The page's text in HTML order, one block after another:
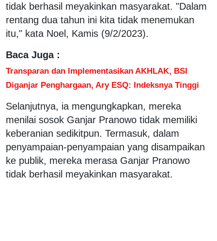
tidak berhasil meyakinkan masyarakat. "Dalam
rentang dua tahun ini kita tidak menemukan
itu," kata Noel, Kamis (9/2/2023).
Baca Juga :
Transparan dan Implementasikan AKHLAK, BSI
Diganjar Penghargaan, Ary ESQ: Indeksnya Tinggi
Selanjutnya, ia mengungkapkan, mereka
menilai sosok Ganjar Pranowo tidak memiliki
keberanian sedikitpun. Termasuk, dalam
penyampaian-penyampaian yang disampaikan
ke publik, mereka merasa Ganjar Pranowo
tidak berhasil meyakinkan masyarakat.